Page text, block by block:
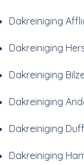
Dakreiniging
Dakreiniging
Dakreiniging
Dakreiniging
Dakreiniging
Dakreiniging